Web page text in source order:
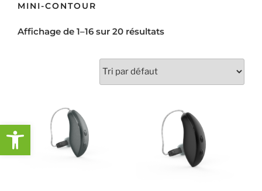
Ouvrir la barre d’outils
MINI-CONTOUR
Affichage de 1–16 sur 20 résultats